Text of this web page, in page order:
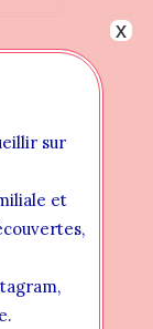
sur
et
x